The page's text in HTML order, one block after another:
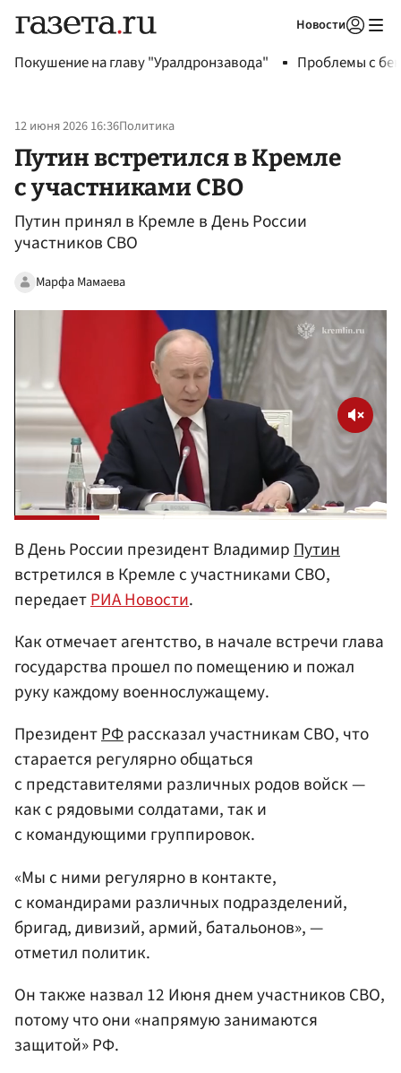
Новости
Покушение на главу "Уралдронзавода" Проблемы с
12 июня 2026 16:36Политика
Путин встретился в Кремле
с участниками СВО
Путин принял в Кремле в День России
участников СВО
Марфа Мамаева
В День России президент ВладимирПутин
встретился в Кремле с участниками СВО,
передаетРИА Новости.
Как отмечает агентство, в начале встречи глава
государства прошел по помещению и пожал
руку каждому военнослужащему.
ПрезидентРФрассказал участникам СВО, что
старается регулярно общаться
с представителями различных родов войск —
как с рядовыми солдатами, так и
с командующими группировок.
«Мы с ними регулярно в контакте,
с командирами различных подразделений,
бригад, дивизий, армий, батальонов», —
отметил политик.
Он также назвал 12 Июня днем участников СВО,
потому что они «напрямую занимаются
защитой» РФ.